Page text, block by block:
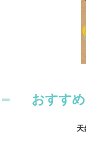
おすす
天